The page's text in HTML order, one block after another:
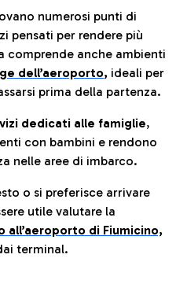
numerosi punti di
pensati per rendere più
comprende anche ambienti
dell’aeroporto, ideali per
prima della partenza.
dedicati alle famiglie,
con bambini e rendono
nelle aree di imbarco.
o si preferisce arrivare
utile valutare la
all’aeroporto di Fiumicino,
terminal.